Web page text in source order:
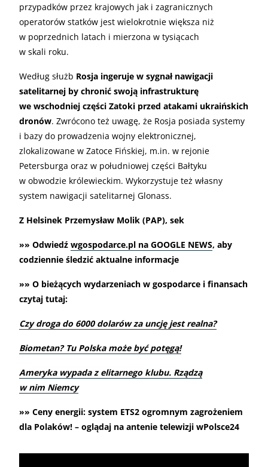
przypadków przez krajowych jak i zagranicznych
operatorów statków jest wielokrotnie większa niż
w poprzednich latach i mierzona w tysiącach
w skali roku.
Według służb Rosja ingeruje w sygnał nawigacji
satelitarnej by chronić swoją infrastrukturę
we wschodniej części Zatoki przed atakami ukraińskich
dronów. Zwrócono też uwagę, że Rosja posiada systemy
i bazy do prowadzenia wojny elektronicznej,
zlokalizowane w Zatoce Fińskiej, m.in. w rejonie
Petersburga oraz w południowej części Bałtyku
w obwodzie królewieckim. Wykorzystuje też własny
system nawigacji satelitarnej Glonass.
Z Helsinek Przemysław Molik (PAP), sek
»» Odwiedź wgospodarce.pl na GOOGLE NEWS, aby
codziennie śledzić aktualne informacje
»» O bieżących wydarzeniach w gospodarce i finansach
czytaj tutaj:
Czy droga do 6000 dolarów za uncję jest realna?
Biometan? Tu Polska może być potęgą!
Ameryka wypada z elitarnego klubu. Rządzą
w nim Niemcy
»» Ceny energii: system ETS2 ogromnym zagrożeniem
dla Polaków! – oglądaj na antenie telewizji wPolsce24